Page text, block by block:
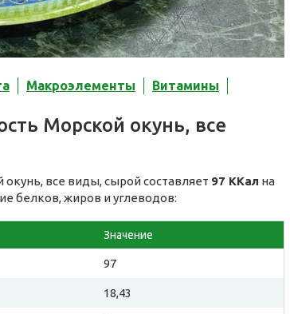
Макроэлементы Витамины
Морской окунь, все
все виды, сырой составляет 97 ККал на
белков, жиров и углеводов:
Значение
97
18,43